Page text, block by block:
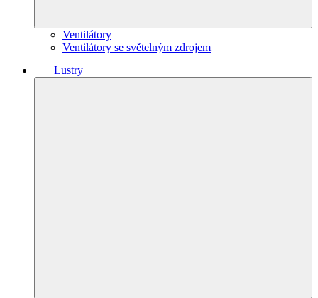
Ventilátory
Ventilátory se světelným zdrojem
Lustry